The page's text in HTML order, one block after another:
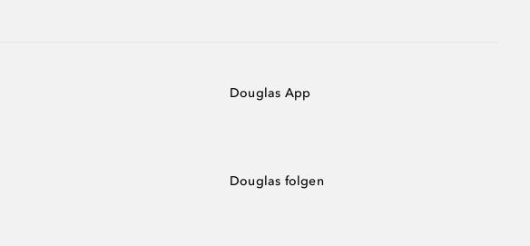
Douglas App
Douglas folgen